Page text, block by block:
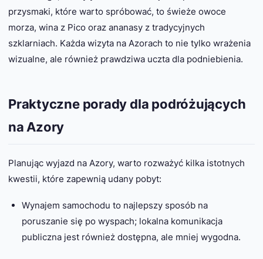
przysmaki, które warto spróbować, to świeże owoce
morza, wina z Pico oraz ananasy z tradycyjnych
szklarniach. Każda wizyta na Azorach to nie tylko wrażenia
wizualne, ale również prawdziwa uczta dla podniebienia.
Praktyczne porady dla podróżujących
na Azory
Planując wyjazd na Azory, warto rozważyć kilka istotnych
kwestii, które zapewnią udany pobyt:
Wynajem samochodu to najlepszy sposób na
poruszanie się po wyspach; lokalna komunikacja
publiczna jest również dostępna, ale mniej wygodna.